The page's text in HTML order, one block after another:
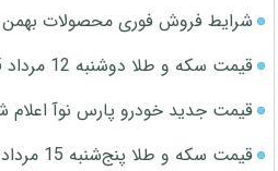
شرایط فروش فوری محصولات بهمن
قیمت سکه و طلا دوشنبه 12 مرداد 1405
قیمت جدید خودرو پارس نوآ اعلام شد
قیمت سکه و طلا پنج‌شنبه 15 مرداد 1405